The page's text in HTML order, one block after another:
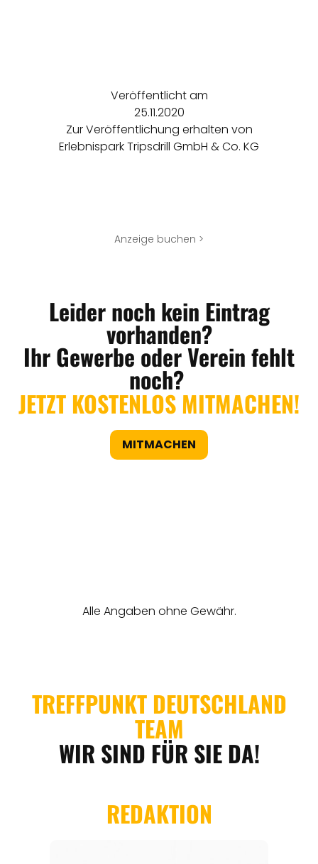
Veröffentlicht am
25.11.2020
Zur Veröffentlichung erhalten von
Erlebnispark Tripsdrill GmbH & Co. KG
Anzeige buchen >
Leider noch kein Eintrag
vorhanden?
Ihr Gewerbe oder Verein fehlt
noch?
JETZT KOSTENLOS MITMACHEN!
MITMACHEN